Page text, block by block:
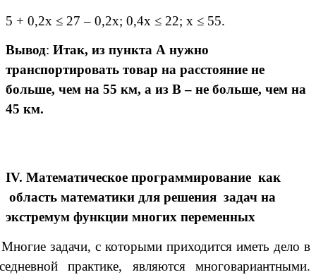
5 + 0,2х ≤ 27 – 0,2х; 0,4х ≤ 22; х ≤ 55.
Вывод: Итак, из пункта А нужно
транспортировать товар на расстояние не
больше, чем на 55 км, а из В – не больше, чем на
45 км.
IV. Математическое программирование как
область математики для решения задач на
экстремум функции многих переменных
Многие задачи, с которыми приходится иметь дело в
практике, являются многовариантными.